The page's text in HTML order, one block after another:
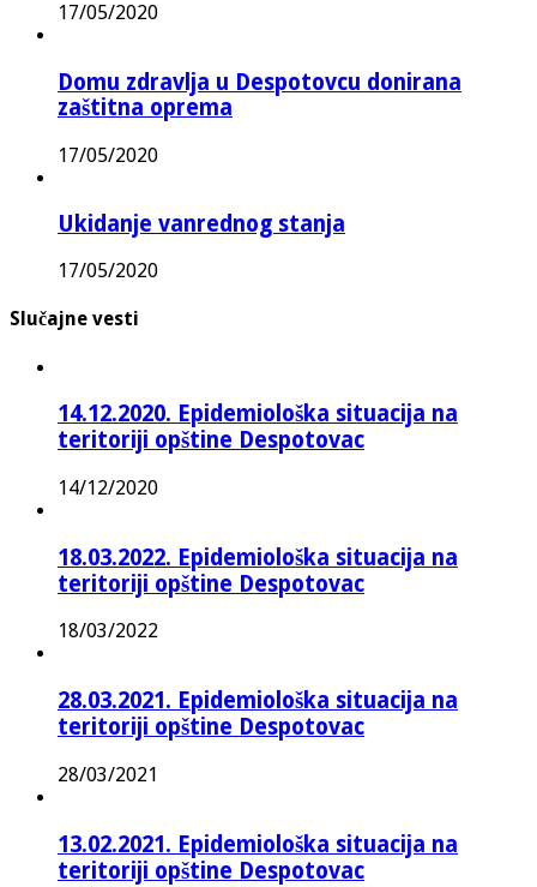
17/05/2020
Domu zdravlja u Despotovcu donirana
zaštitna oprema
17/05/2020
Ukidanje vanrednog stanja
17/05/2020
Slučajne vesti
14.12.2020. Epidemiološka situacija na
teritoriji opštine Despotovac
14/12/2020
18.03.2022. Epidemiološka situacija na
teritoriji opštine Despotovac
18/03/2022
28.03.2021. Epidemiološka situacija na
teritoriji opštine Despotovac
28/03/2021
13.02.2021. Epidemiološka situacija na
teritoriji opštine Despotovac